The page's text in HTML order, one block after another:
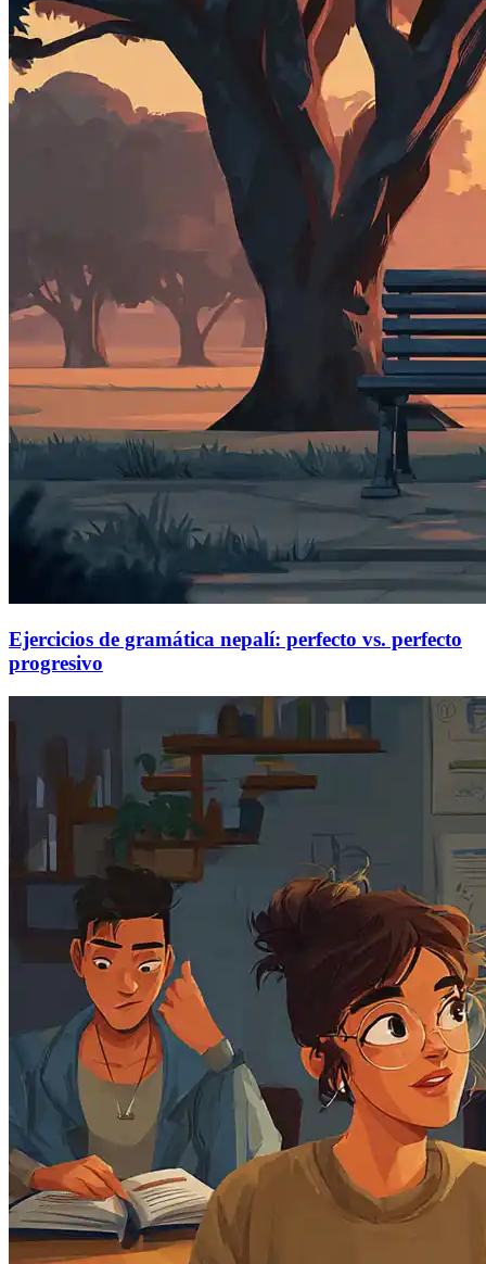
Ejercicios de gramática nepalí: perfecto vs. perfecto
progresivo